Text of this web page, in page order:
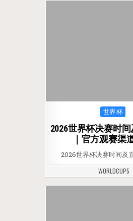
Posted in
世界杯
2026世界杯决赛时
｜官方观赛渠
2026世界杯决赛时间及
WORLDCUP5